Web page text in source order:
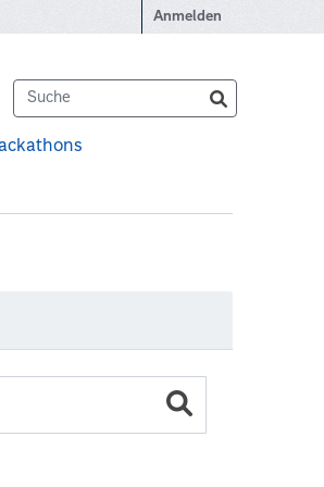
Anmelden